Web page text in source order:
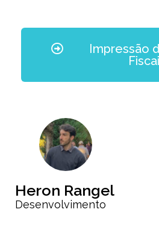
Impressão
Heron Rangel
Desenvolvimento